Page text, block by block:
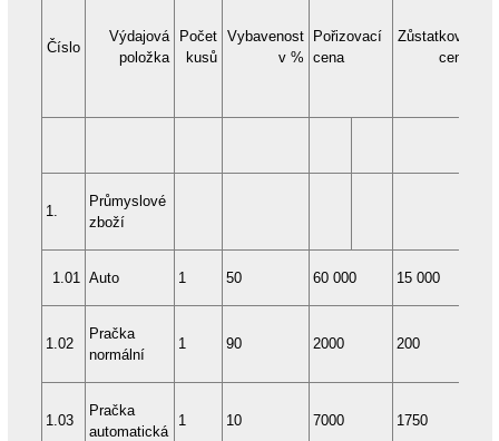
Číslo
Výdajová
položka
Počet
kusů
Vybavenost
v %
Pořizovací
cena
Zůstatková
cena
1.
Průmyslové
zboží
1.01 Auto 1 50 60 000 15 000
1.02
Pračka
normální
1 90 2000 200
1.03
Pračka
automatická
1 10 7000 1750